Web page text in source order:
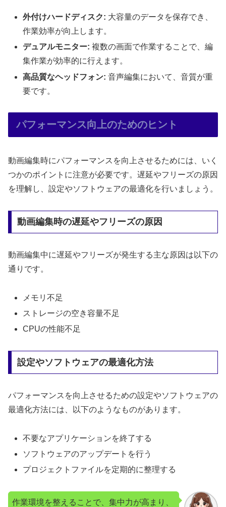
外付けハードディスク: 大容量のデータを保存でき、
作業効率が向上します。
デュアルモニター: 複数の画面で作業することで、編
集作業が効率的に行えます。
高品質なヘッドフォン: 音声編集において、音質が重
要です。
パフォーマンス向上のためのヒント
動画編集時にパフォーマンスを向上させるためには、いく
つかのポイントに注意が必要です。遅延やフリーズの原因
を理解し、設定やソフトウェアの最適化を行いましょう。
動画編集時の遅延やフリーズの原因
動画編集中に遅延やフリーズが発生する主な原因は以下の
通りです。
メモリ不足
ストレージの空き容量不足
CPUの性能不足
設定やソフトウェアの最適化方法
パフォーマンスを向上させるための設定やソフトウェアの
最適化方法には、以下のようなものがあります。
不要なアプリケーションを終了する
ソフトウェアのアップデートを行う
プロジェクトファイルを定期的に整理する
作業環境を整えることで、集中力が高まり、